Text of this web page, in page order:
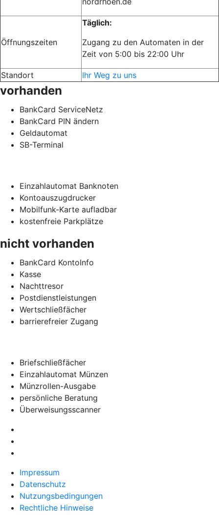
Öffnungszeiten
Täglich:
Zugang zu den Automaten in der
Zeit von 5:00 bis 22:00 Uhr
Standort Ihr Weg zu uns
vorhanden
BankCard ServiceNetz
BankCard PIN ändern
Geldautomat
SB-Terminal
Einzahlautomat Banknoten
Kontoauszugdrucker
Mobilfunk-Karte aufladbar
kostenfreie Parkplätze
nicht vorhanden
BankCard KontoInfo
Kasse
Nachttresor
Postdienstleistungen
Wertschließfächer
barrierefreier Zugang
Briefschließfächer
Einzahlautomat Münzen
Münzrollen-Ausgabe
persönliche Beratung
Überweisungsscanner
Impressum
Datenschutz
Nutzungsbedingungen
Rechtliche Hinweise